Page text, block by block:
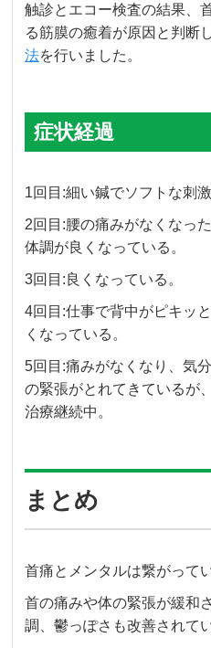
触診とエコー検査の結果、
る筋膜の癒着が原因と判断し
法を行いました。
症状経過
1回目:細い鍼でソフトな刺激
2回目:腰の痛みがなくなっ
体調が良くなっている。
3回目:良くなっている。
4回目:仕事で背中がピキッ
くなっている。
5回目:痛みがなくなり、気
の緊張がとれてきているが
治療継続中。
まとめ
首痛とメンタルは繋がって
首の痛みや体の緊張が緩和
調、鬱っぽさも改善されて